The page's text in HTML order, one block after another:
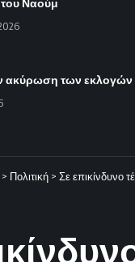
ακύρωση των εκλογών
> Πολιτική > Σε επικίνδυνο τέλμα η